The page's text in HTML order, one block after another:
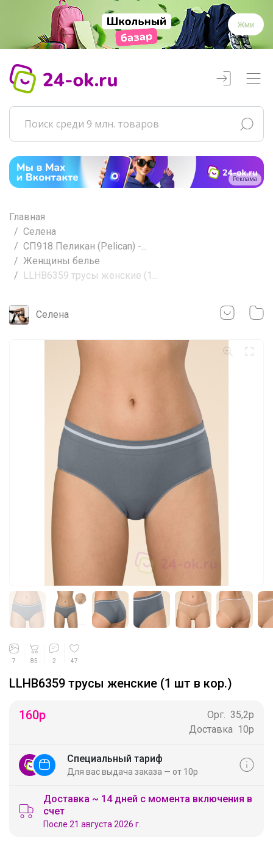
Жми
Реклама
Главная
Селена
СП918 Пеликан (Pelican) -...
Женщины белье
LLHB6359 трусы женские (1...
Селена
7 85 2 47
LLHB6359 трусы женские (1 шт в кор.)
160р Орг. 35,2р
Доставка 10р
Специальный тариф
Для вас выдача заказа — от 10р
Доставка ~ 14 дней с момента включения в
счет
После 21 августа 2026 г.